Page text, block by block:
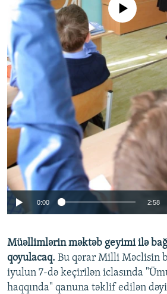
No media source
0:00 2:58
Müəllimlərin məktəb geyimi ilə
qoyulacaq. Bu qərar Milli Məclisin
iyulun 7-də keçirilən iclasında
haqqında" qanuna təklif edilən